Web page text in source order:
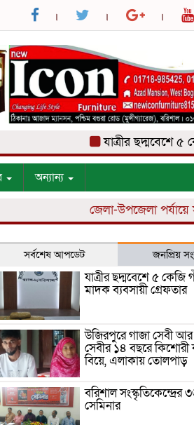
যাত্রীর ছদ্মবেশে ৫
অন্যান্য
জেলা-উপজেলা পর্যায়ে
সর্বশেষ আপডেট জনপ্রিয়
যাত্রীর ছদ্মবেশে ৫ কেজি
মাদক ব্যবসায়ী গ্রেফতার
উজিরপুরে গাজা সেবী
সেবীর ১৪ বছরে কিশোরী
বিয়ে, এলাকায় তোলপাড়
বরিশাল সংস্কৃতিকেন্দ্রের
সেমিনার